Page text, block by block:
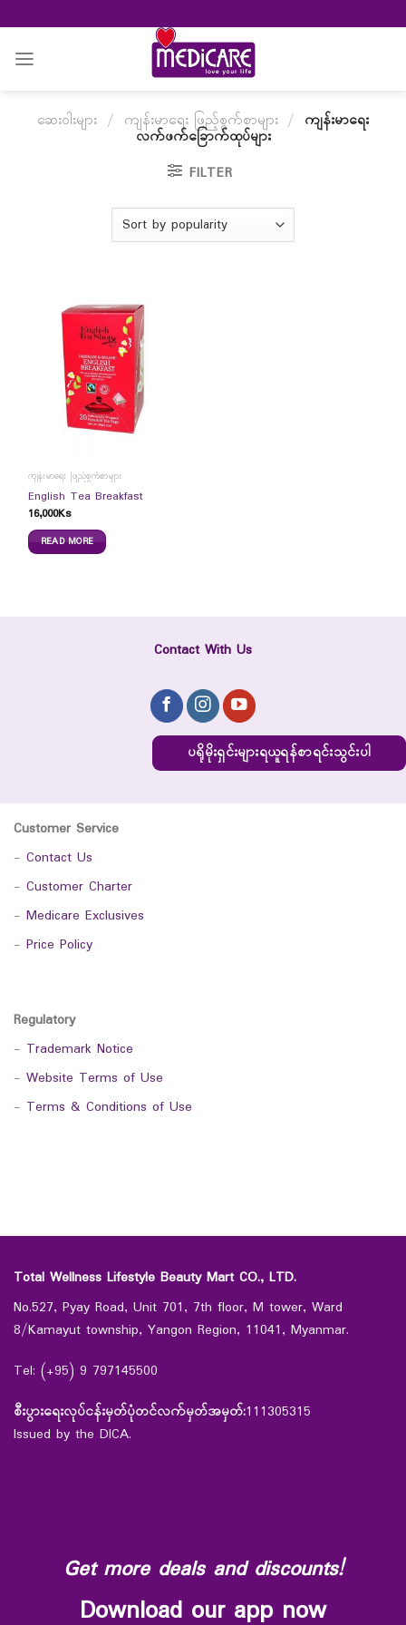
to
content
ဆေးဝါးများ / ကျန်းမာရေး ဖြည့်စွက်စာများ / ကျန်းမာရေး
လက်ဖက်ခြောက်ထုပ်များ
FILTER
ကျန်းမာရေး ဖြည့်စွက်စာများ
English Tea Breakfast
16,000Ks
READ MORE
Contact With Us
ပရိုမိုးရှင်းများရယူရန်စာရင်းသွင်းပါ
Customer Service
- Contact Us
- Customer Charter
- Medicare Exclusives
- Price Policy
Regulatory
- Trademark Notice
- Website Terms of Use
- Terms & Conditions of Use
Total Wellness Lifestyle Beauty Mart CO., LTD.
No.527, Pyay Road, Unit 701, 7th floor, M tower, Ward
8/Kamayut township, Yangon Region, 11041, Myanmar.
Tel: (+95) 9 797145500
စီးပွားရေးလုပ်ငန်းမှတ်ပုံတင်လက်မှတ်အမှတ်:111305315
Issued by the DICA.
Get more deals and discounts!
Download our app now